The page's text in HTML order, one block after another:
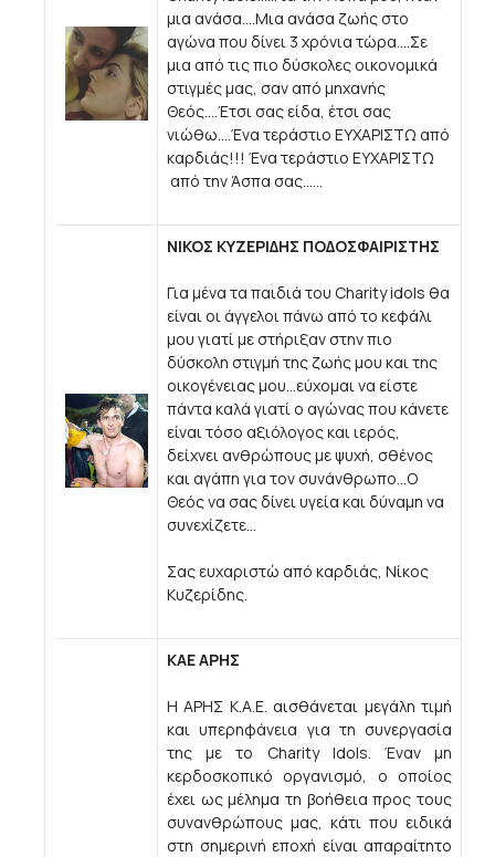
μια ανάσα....Μια ανάσα ζωής στο
αγώνα που δίνει 3 χρόνια τώρα....Σε
μια από τις πιο δύσκολες οικονομικά
στιγμές μας, σαν από μηχανής
Θεός....Έτσι σας είδα, έτσι σας
νιώθω....Ένα τεράστιο ΕΥΧΑΡΙΣΤΩ από
καρδιάς!!! Ένα τεράστιο ΕΥΧΑΡΙΣΤΩ
από την Άσπα σας......
ΝΙΚΟΣ ΚΥΖΕΡΙΔΗΣ ΠΟΔΟΣΦΑΙΡΙΣΤΗΣ
Για μένα τα παιδιά του Charity idols θα
είναι οι άγγελοι πάνω από το κεφάλι
μου γιατί με στήριξαν στην πιο
δύσκολη στιγμή της ζωής μου και της
οικογένειας μου...εύχομαι να είστε
πάντα καλά γιατί ο αγώνας που κάνετε
είναι τόσο αξιόλογος και ιερός,
δείχνει ανθρώπους με ψυχή, σθένος
και αγάπη για τον συνάνθρωπο...Ο
Θεός να σας δίνει υγεία και δύναμη να
συνεχίζετε...
Σας ευχαριστώ από καρδιάς, Νίκος
Κυζερίδης.
ΚΑΕ ΑΡΗΣ
Η ΑΡΗΣ Κ.Α.Ε. αισθάνεται μεγάλη τιμή
και υπερηφάνεια για τη συνεργασία
της με το Charity Idols. Έναν μη
κερδοσκοπικό οργανισμό, ο οποίος
έχει ως μέλημα τη βοήθεια προς τους
συνανθρώπους μας, κάτι που ειδικά
στη σημερινή εποχή είναι απαραίτητο